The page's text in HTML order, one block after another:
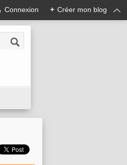
Connexion + Créer mon blog